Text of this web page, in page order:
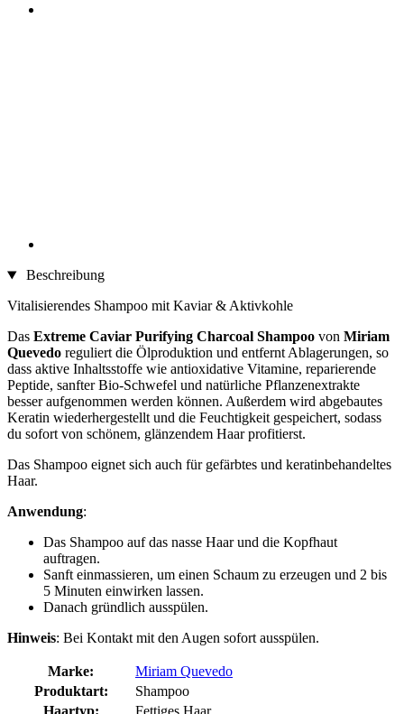
Beschreibung
Vitalisierendes Shampoo mit Kaviar & Aktivkohle
Das Extreme Caviar Purifying Charcoal Shampoo von Miriam
Quevedo reguliert die Ölproduktion und entfernt Ablagerungen, so
dass aktive Inhaltsstoffe wie antioxidative Vitamine, reparierende
Peptide, sanfter Bio-Schwefel und natürliche Pflanzenextrakte
besser aufgenommen werden können. Außerdem wird abgebautes
Keratin wiederhergestellt und die Feuchtigkeit gespeichert, sodass
du sofort von schönem, glänzendem Haar profitierst.
Das Shampoo eignet sich auch für gefärbtes und keratinbehandeltes
Haar.
Anwendung:
Das Shampoo auf das nasse Haar und die Kopfhaut
auftragen.
Sanft einmassieren, um einen Schaum zu erzeugen und 2 bis
5 Minuten einwirken lassen.
Danach gründlich ausspülen.
Hinweis: Bei Kontakt mit den Augen sofort ausspülen.
Marke:
Miriam Quevedo
Produktart:
Shampoo